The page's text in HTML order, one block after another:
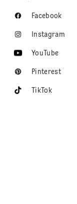
Facebook
Instagram
YouTube
Pinterest
TikTok